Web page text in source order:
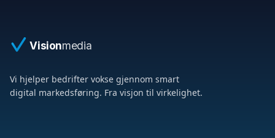
Visionmedia
Vi hjelper bedrifter vokse gjennom smart
digital markedsføring. Fra visjon til virkelighet.